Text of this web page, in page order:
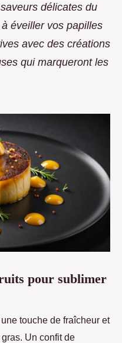
délicates du
éveiller vos papilles
avec des créations
qui marqueront les
pour sublimer
touche de fraîcheur et
Un confit de